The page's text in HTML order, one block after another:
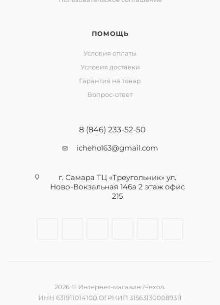
ПОМОЩЬ
Условия оплаты
Условия доставки
Гарантия на товар
Вопрос-ответ
8 (846) 233-52-50
ichehol63@gmail.com
г. Самара ТЦ «Треугольник» ул.
Ново-Вокзальная 146а 2 этаж офис
215
2026 © Интернет-магазин iЧехол.
ИНН 631911014100 ОГРНИП 315631300089311